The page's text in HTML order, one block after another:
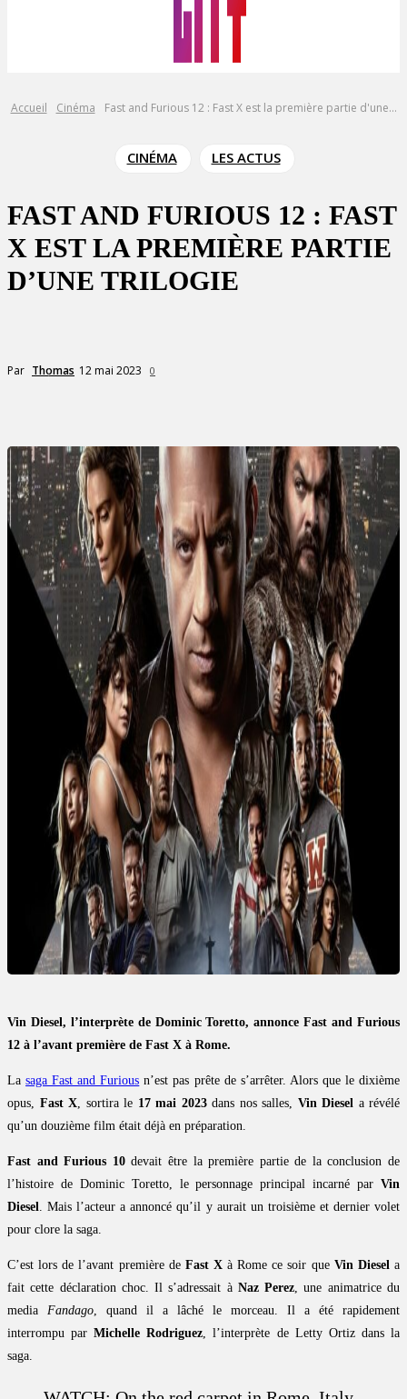
Accueil Cinéma Fast and Furious 12 : Fast X est la première partie d'une...
CINÉMA LES ACTUS
FAST AND FURIOUS 12 : FAST
X EST LA PREMIÈRE PARTIE
D’UNE TRILOGIE
Par Thomas 12 mai 2023 0
Vin Diesel, l’interprète de Dominic Toretto, annonce Fast and Furious
12 à l’avant première de Fast X à Rome.
Lasaga Fast and Furious n’est pas prête de s’arrêter. Alors que le dixième
opus, Fast X, sortira le 17 mai 2023dans nos salles, Vin Diesel a révélé
qu’un douzième film était déjà en préparation.
Fast and Furious 10devait être la première partie de la conclusion de
l’histoire de Dominic Toretto, le personnage principal incarné par Vin
Diesel. Mais l’acteur a annoncé qu’il y aurait un troisième et dernier volet
pour clore la saga.
C’est lors de l’avant première de Fast Xà Rome ce soir que Vin Diesela
fait cette déclaration choc. Il s’adressait à Naz Perez, une animatrice du
media Fandago, quand il a lâché le morceau. Il a été rapidement
interrompu parMichelle Rodriguez, l’interprète de Letty Ortiz dans la
saga.